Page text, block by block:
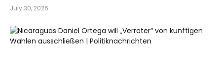
July 30, 2026